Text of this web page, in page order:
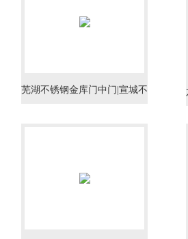
芜湖不锈钢金库门中门|宣城不